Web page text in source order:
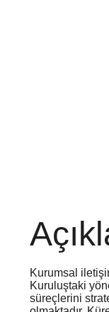
Kurumsal
Kuruluştaki
süreçlerini